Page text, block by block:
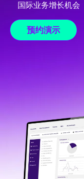
国际业务增长机会
预约演示